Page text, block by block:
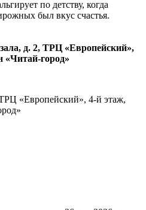
по детству, когда
был вкус счастья.
д. 2, ТРЦ «Европейский»,
«Читай-город»
«Европейский», 4-й этаж,